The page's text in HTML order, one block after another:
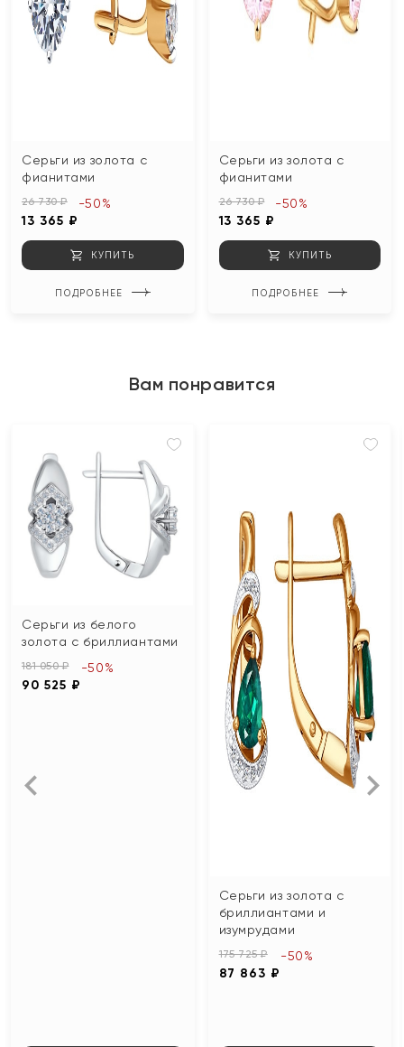
Серьги из золота с
фианитами
26 730 ₽
13 365 ₽
-50%
КУПИТЬ
ПОДРОБНЕЕ
Серьги из золота с
фианитами
26 730 ₽
13 365 ₽
-50%
КУПИТЬ
ПОДРОБНЕЕ
Вам понравится
Серьги из белого
золота с бриллиантами
181 050 ₽
90 525 ₽
-50%
Серьги из золота с
бриллиантами и
изумрудами
175 725 ₽
87 863 ₽
-50%